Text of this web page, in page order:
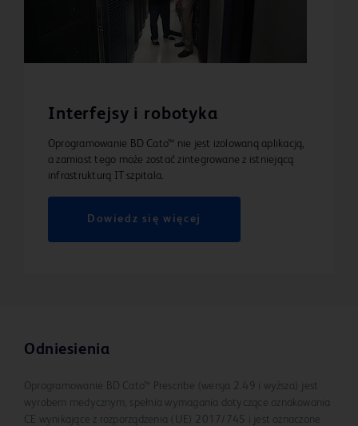
Interfejsy i robotyka
Oprogramowanie BD Cato™ nie jest izolowaną aplikacją,
a zamiast tego może zostać zintegrowane z istniejącą
infrastrukturą IT szpitala.
Dowiedz się więcej
Odniesienia
Oprogramowanie BD Cato™ Prescribe (wersja 2.49 i wyższa) jest
wyrobem medycznym, spełnia wymagania dotyczące oznakowania
CE wynikające z rozporządzenia (UE) 2017/745 i jest oznaczone